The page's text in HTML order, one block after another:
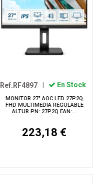
Ref.RF4897 En Stock
MONITOR 27" AOC LED 27P2Q
FHD MULTIMEDIA REGULABLE
ALTUR PN: 27P2Q EAN:...
223,18 €